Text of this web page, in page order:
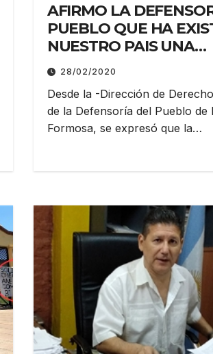
AFIRMO LA
PUEBLO QUE HA
NUESTRO PAIS UNA
APLICACIÓN DE
“PRISIONES
MEDIDA QUE HA
LIBERTAD PERSONAL
PRINCIPIO DEL
28/02/2020
Desde la -Dirección de
de la Defensoría del Pueblo de
Formosa, se expresó que la…